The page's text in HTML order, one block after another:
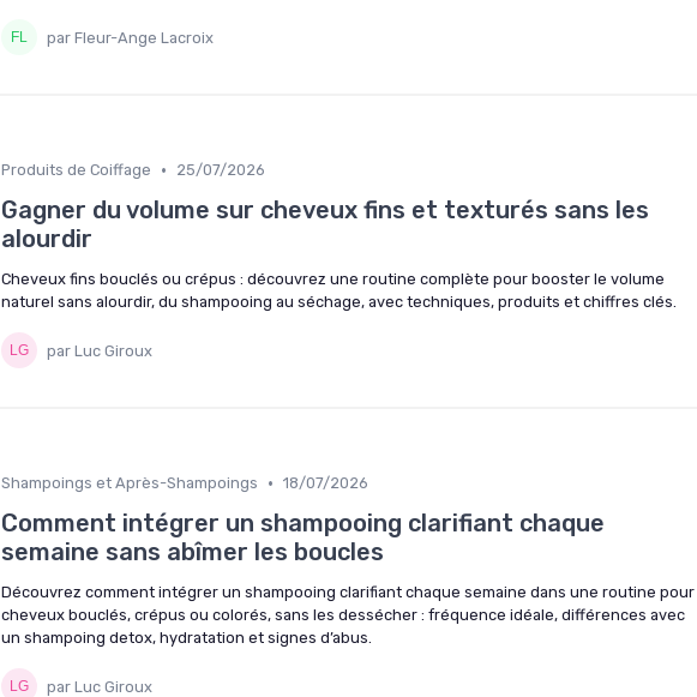
par Fleur-Ange Lacroix
Produits de Coiffage • 25/07/2026
Gagner du volume sur cheveux fins et texturés sans les
alourdir
Cheveux fins bouclés ou crépus : découvrez une routine complète pour booster le volume
naturel sans alourdir, du shampooing au séchage, avec techniques, produits et chiffres clés.
par Luc Giroux
Shampoings et Après-Shampoings • 18/07/2026
Comment intégrer un shampooing clarifiant chaque
semaine sans abîmer les boucles
Découvrez comment intégrer un shampooing clarifiant chaque semaine dans une routine pour
cheveux bouclés, crépus ou colorés, sans les dessécher : fréquence idéale, différences avec
un shampoing detox, hydratation et signes d’abus.
par Luc Giroux